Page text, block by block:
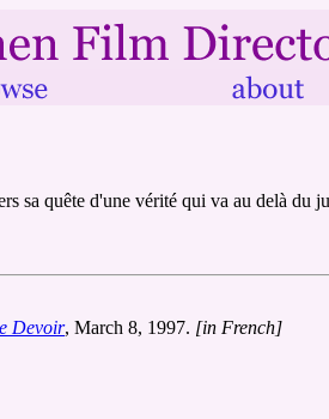
sa quête d'une vérité qui va au delà
Devoir, March 8, 1997. [in French]